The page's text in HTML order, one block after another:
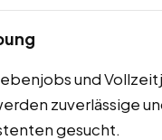
und
zuverlässige
gesucht.